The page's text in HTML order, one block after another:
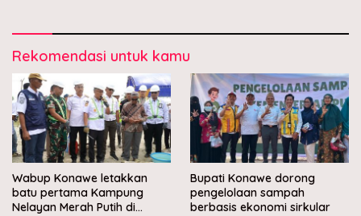
Rekomendasi untuk kamu
Wabup Konawe letakkan
batu pertama Kampung
Nelayan Merah Putih di
Bupati Konawe dorong
pengelolaan sampah
berbasis ekonomi sirkular